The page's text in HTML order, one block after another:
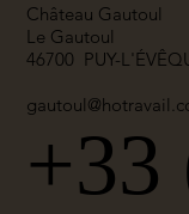
Château Gautoul
Le Gautoul
46700 PUY-
+33